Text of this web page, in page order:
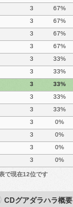
3 67%
3 67%
3 67%
3 67%
3 33%
3 33%
3 33%
3 33%
3 33%
3 0%
3 0%
3 0%
3 0%
で現在12位です
CDグアダラハラ概要